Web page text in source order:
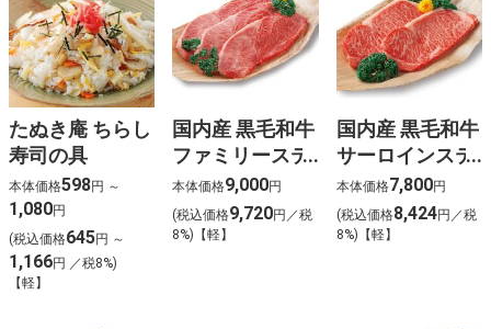
たぬき庵 ちらし
寿司の具
本体価格598円 ～
1,080円
(税込価格645円 ～
1,166円 ／税8%)
【軽】
国内産 黒毛和牛
ファミリーステ
ーキ用（カタ）
〈ご自宅用〉
本体価格9,000円
(税込価格9,720円／税
8%)【軽】
国内産 黒毛和牛
サーロインステ
ーキ用〈ご自宅
用〉
本体価格7,800円
(税込価格8,424円／税
8%)【軽】